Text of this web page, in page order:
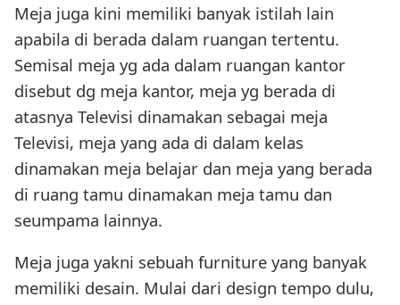
Meja juga kini memiliki banyak istilah lain
apabila di berada dalam ruangan tertentu.
Semisal meja yg ada dalam ruangan kantor
disebut dg meja kantor, meja yg berada di
atasnya Televisi dinamakan sebagai meja
Televisi, meja yang ada di dalam kelas
dinamakan meja belajar dan meja yang berada
di ruang tamu dinamakan meja tamu dan
seumpama lainnya.
Meja juga yakni sebuah furniture yang banyak
memiliki desain. Mulai dari design tempo dulu,